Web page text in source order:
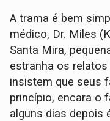
A trama é bem
médico, Dr. Miles
Santa Mira,
estranha os
insistem que seus
princípio, encara o
alguns dias depois